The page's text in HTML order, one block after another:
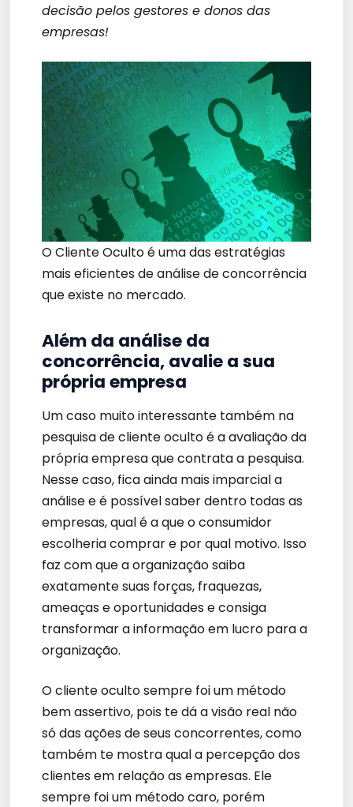
decisão pelos gestores e donos das
empresas!
O Cliente Oculto é uma das estratégias
mais eficientes de análise de concorrência
que existe no mercado.
Além da análise da
concorrência, avalie a sua
própria empresa
Um caso muito interessante também na
pesquisa de cliente oculto é a avaliação da
própria empresa que contrata a pesquisa.
Nesse caso, fica ainda mais imparcial a
análise e é possível saber dentro todas as
empresas, qual é a que o consumidor
escolheria comprar e por qual motivo. Isso
faz com que a organização saiba
exatamente suas forças, fraquezas,
ameaças e oportunidades e consiga
transformar a informação em lucro para a
organização.
O cliente oculto sempre foi um método
bem assertivo, pois te dá a visão real não
só das ações de seus concorrentes, como
também te mostra qual a percepção dos
clientes em relação as empresas. Ele
sempre foi um método caro, porém